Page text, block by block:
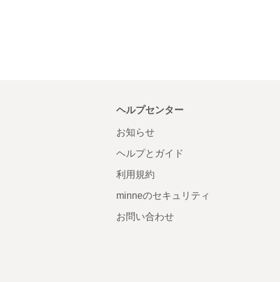
ヘルプセンター
お知らせ
ヘルプとガイド
利用規約
minneのセキュリティ
お問い合わせ